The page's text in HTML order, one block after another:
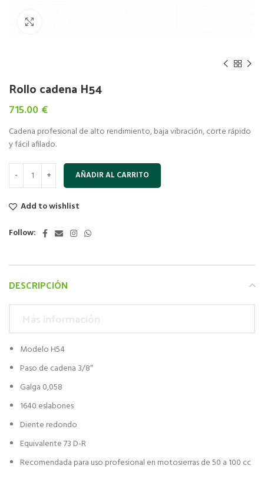
Rollo cadena H54
715.00 €
Cadena profesional de alto rendimiento, baja vibración, corte rápido
y fácil afilado.
AÑADIR AL CARRITO
Add to wishlist
Follow:
DESCRIPCIÓN
Modelo H54
Paso de cadena 3/8″
Galga 0,058
1640 eslabones
Diente redondo
Equivalente 73 D-R
Recomendada para uso profesional en motosierras de 50 a 100 cc